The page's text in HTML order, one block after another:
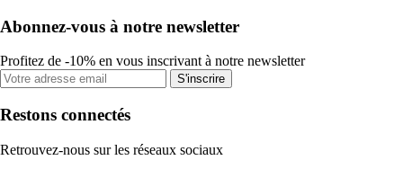
Abonnez-vous à notre newsletter
Profitez de -10% en vous inscrivant à notre newsletter
S'inscrire
Restons connectés
Retrouvez-nous sur les réseaux sociaux